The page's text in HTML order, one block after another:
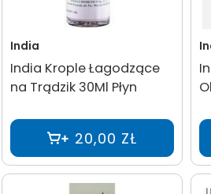
India
India Krople Łagodzące
na Trądzik 30Ml Płyn
20,00 ZŁ